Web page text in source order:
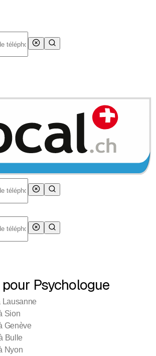
Psychologue
Lausanne
Sion
Genève
Bulle
Nyon